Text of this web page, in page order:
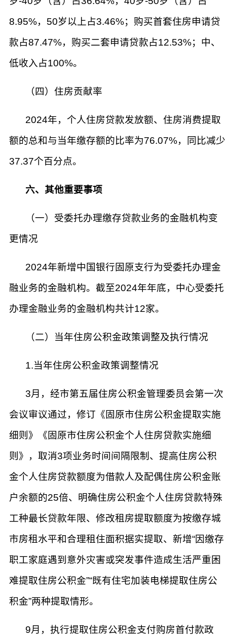
8.95%，50岁以上占3.46%；购买首套住房申请贷
款占87.47%，购买二套申请贷款占12.53%；中、
低收入占100%。
（四）住房贡献率
2024年，个人住房贷款发放额、住房消费提取
额的总和与当年缴存额的比率为76.07%，同比减少
37.37个百分点。
六、其他重要事项
（一）受委托办理缴存贷款业务的金融机构变
更情况
2024年新增中国银行固原支行为受委托办理金
融业务的金融机构。截至2024年年底，中心受委托
办理金融业务的金融机构共计12家。
（二）当年住房公积金政策调整及执行情况
1.当年住房公积金政策调整情况
3月，经市第五届住房公积金管理委员会第一次
会议审议通过，修订《固原市住房公积金提取实施
细则》《固原市住房公积金个人住房贷款实施细
则》，取消3项业务时间间隔限制、提高住房公积
金个人住房贷款额度为借款人及配偶住房公积金账
户余额的25倍、明确住房公积金个人住房贷款特殊
工种最长贷款年限、修改租房提取额度为按缴存城
市房租水平和合理租住面积据实提取、新增“因缴存
职工家庭遇到意外灾害或突发事件造成生活严重困
难提取住房公积金”“既有住宅加装电梯提取住房公
积金”两种提取情形。
9月，执行提取住房公积金支付购房首付款政